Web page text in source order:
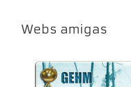
Webs amigas